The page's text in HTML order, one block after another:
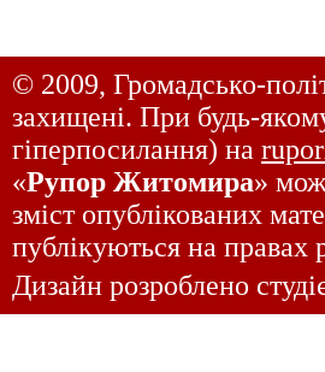
© 2009, Громадсько-
захищені. При будь-
гіперпосилання) на
«Рупор Житомира»
зміст опублікованих
публікуються на правах
Дизайн розроблено